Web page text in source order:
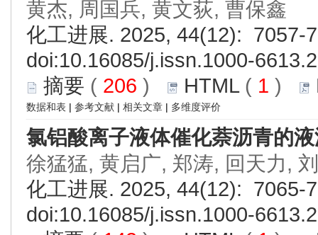
黄杰, 周国兵, 黄文荻, 曹保鑫
化工进展. 2025, 44(12): 7057-
doi:10.16085/j.issn.1000-
摘要 ( 206 ) HTML( 1 )
数据和表 | 参考文献 | 相关文章 | 多维度评价
氯铝酸离子液体催化萘沥青的
徐猛猛, 黄启广, 郑涛, 回天力,
化工进展. 2025, 44(12): 7065-
doi:10.16085/j.issn.1000-